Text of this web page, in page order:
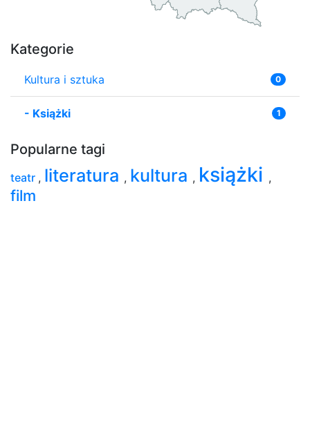
Kategorie
Kultura i sztuka 0
- Książki 1
Popularne tagi
teatr , literatura , kultura , książki ,
film